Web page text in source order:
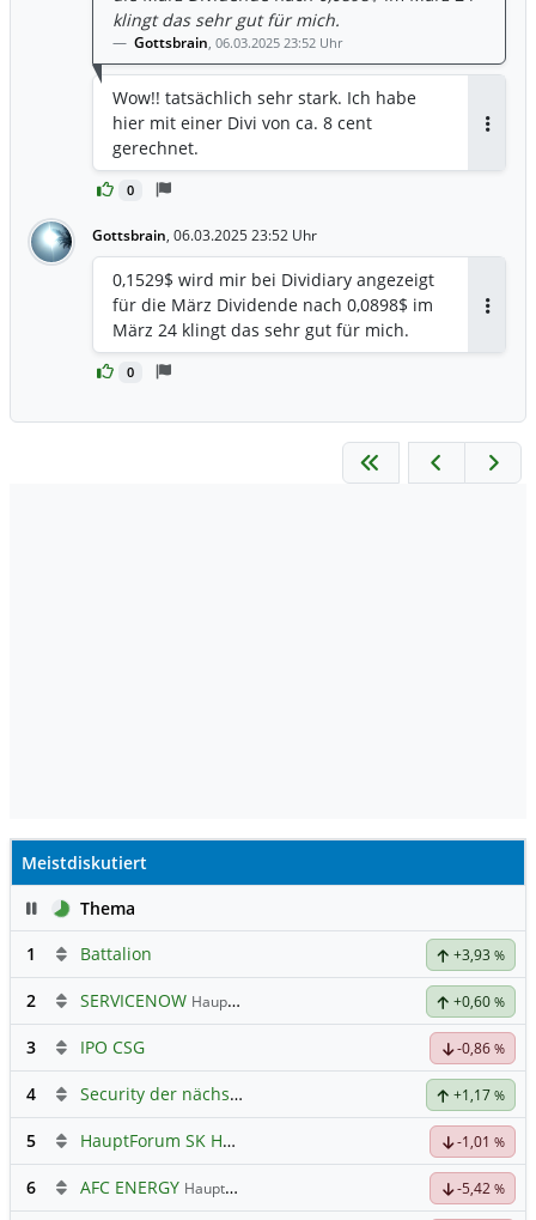
0
klingt das sehr gut für mich.
Gottsbrain, 06.03.2025 23:52 Uhr
Wow!! tatsächlich sehr stark. Ich habe
hier mit einer Divi von ca. 8 cent
gerechnet.
Gottsbrain, 06.03.2025 23:52 Uhr
0
0,1529$ wird mir bei Dividiary angezeigt
für die März Dividende nach 0,0898$ im
März 24 klingt das sehr gut für mich.
Meistdiskutiert
PauseThema
1
Battalion +3,93 %
2 SERVICENOW Hauptdiskussion +0,60 %
3 IPO CSG -0,86 %
4 Security der nächsten Generation +1,17 %
5 HauptForum SK HYNIC -1,01 %
6 AFC ENERGY Hauptdiskussion -5,42 %